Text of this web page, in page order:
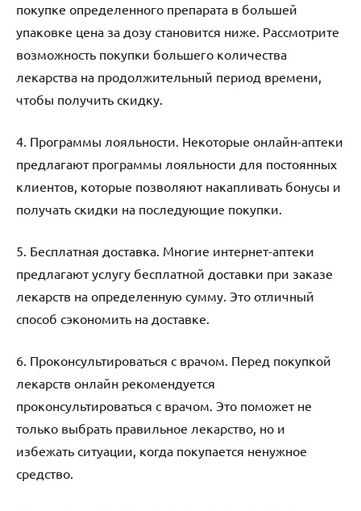
покупке определенного препарата в большей
упаковке цена за дозу становится ниже. Рассмотрите
возможность покупки большего количества
лекарства на продолжительный период времени,
чтобы получить скидку.
4. Программы лояльности. Некоторые онлайн-аптеки
предлагают программы лояльности для постоянных
клиентов, которые позволяют накапливать бонусы и
получать скидки на последующие покупки.
5. Бесплатная доставка. Многие интернет-аптеки
предлагают услугу бесплатной доставки при заказе
лекарств на определенную сумму. Это отличный
способ сэкономить на доставке.
6. Проконсультироваться с врачом. Перед покупкой
лекарств онлайн рекомендуется
проконсультироваться с врачом. Это поможет не
только выбрать правильное лекарство, но и
избежать ситуации, когда покупается ненужное
средство.